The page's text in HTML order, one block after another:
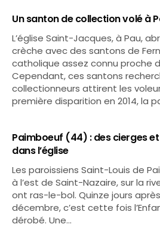
Un santon de collection volé à
L’église Saint-Jacques, à Pau,
crèche avec des santons de
catholique assez connu proche
Cependant, ces santons
collectionneurs attirent les
première disparition en 2014, la
Paimboeuf (44) : des cierges et
dans l’église
Les paroissiens Saint-Louis de
à l’est de Saint-Nazaire, sur la
ont ras-le-bol. Quinze jours
décembre, c’est cette fois
dérobé. Une…